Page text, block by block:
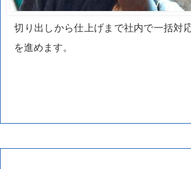
切り出しから仕上げまで社内で一括対
を進めます。